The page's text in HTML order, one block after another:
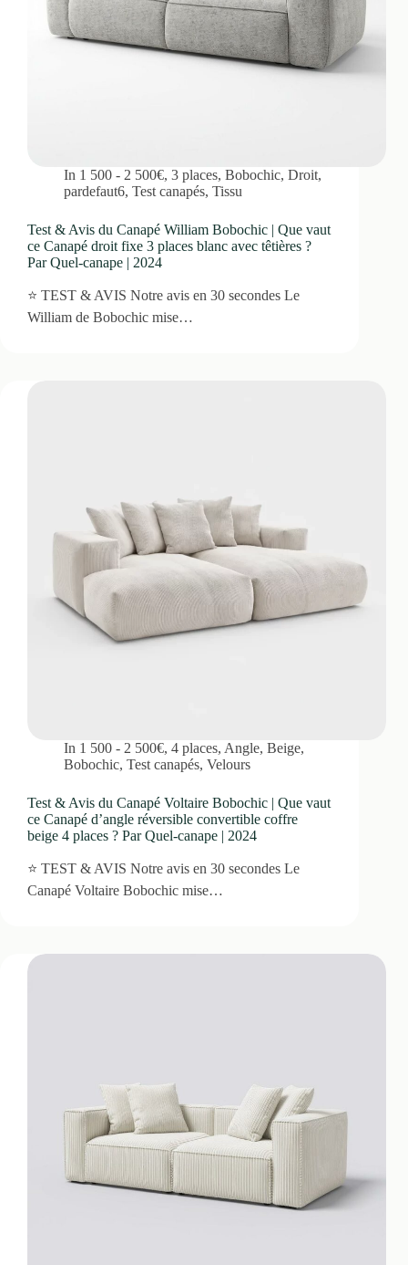
In 1 500 - 2 500€,3 places,Bobochic,Droit,
pardefaut6, Test canapés, Tissu
Test & Avis du Canapé William Bobochic | Que vaut
ce Canapé droit fixe 3 places blanc avec têtières ?
Par Quel-canape | 2024
⭐ TEST & AVIS Notre avis en 30 secondes Le
William de Bobochic mise…
In 1 500 - 2 500€,4 places, Angle,Beige,
Bobochic, Test canapés, Velours
Test & Avis du Canapé Voltaire Bobochic | Que vaut
ce Canapé d’angle réversible convertible coffre
beige 4 places ? Par Quel-canape | 2024
⭐ TEST & AVIS Notre avis en 30 secondes Le
Canapé Voltaire Bobochic mise…